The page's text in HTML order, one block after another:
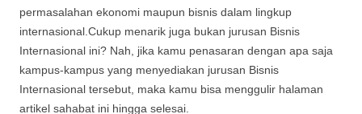
permasalahan ekonomi maupun bisnis dalam lingkup
internasional.Cukup menarik juga bukan jurusan Bisnis
Internasional ini? Nah, jika kamu penasaran dengan apa saja
kampus-kampus yang menyediakan jurusan Bisnis
Internasional tersebut, maka kamu bisa menggulir halaman
artikel sahabat ini hingga selesai.